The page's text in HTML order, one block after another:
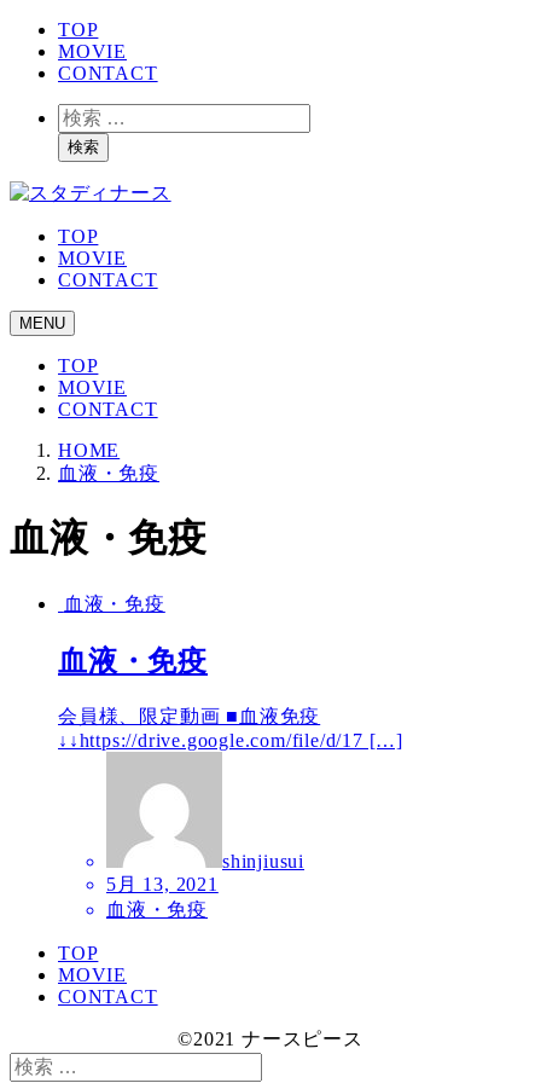
TOP
MOVIE
CONTACT
検
索検索
TOP
MOVIE
CONTACT
MENU
TOP
MOVIE
CONTACT
HOME
血液・免疫
血液・免疫
血液・免疫
血液・免疫
会員様、限定動画 ■血液免疫
↓↓https://drive.google.com/file/d/17 […]
shinjiusui
5月 13, 2021
血液・免疫
TOP
MOVIE
CONTACT
©2021 ナースピース
検